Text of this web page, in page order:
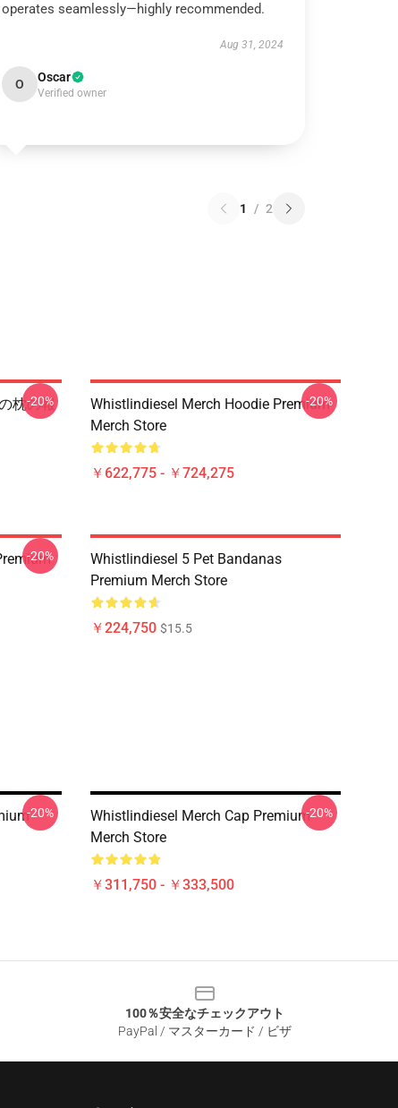
operates seamlessly—highly recommended.
Aug 31, 2024
O Oscar
Verified owner
1 / 2
枕の報
-20%
Whistlindiesel Merch Hoodie Premium
Merch Store
￥622,775 - ￥724,275
-20%
-20%
Whistlindiesel 5 Pet Bandanas
Premium Merch Store
￥224,750 $15.5
-20%
Whistlindiesel Merch Cap Premium
Merch Store
￥311,750 - ￥333,500
-20%
100％安全なチェックアウト
PayPal / マスターカード / ビザ